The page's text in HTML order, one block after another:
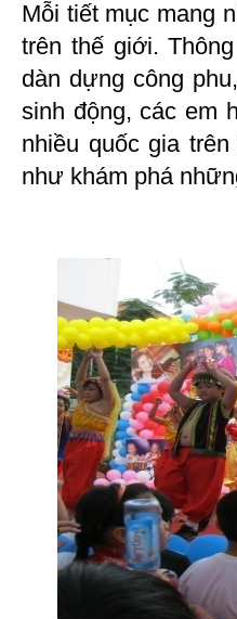
Mỗi tiết mục mang
trên thế giới.
dàn dựng công
sinh động, các em
nhiều quốc gia
như khám phá